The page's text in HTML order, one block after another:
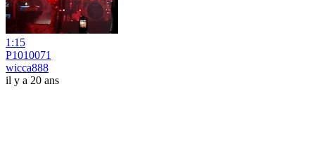
1:15
P1010071
wicca888
il y a 20 ans